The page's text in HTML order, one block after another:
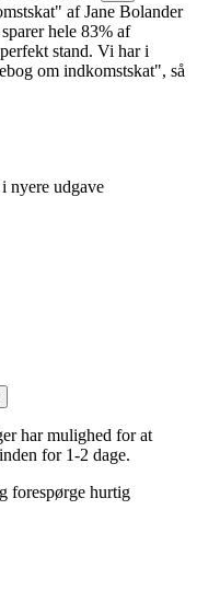
af Jane Bolander
hele 83% af
stand. Vi har i
om indkomstskat", så
nyere udgave
har mulighed for at
for 1-2 dage.
forespørge hurtig